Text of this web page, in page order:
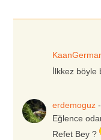
İlkkez böyle
erdemoguz
Eğlence
Refet Bey ?